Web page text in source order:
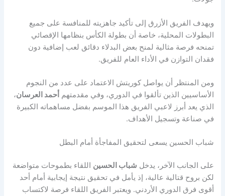
ويهدف الفريق الأزرق إلى تأكيد جاهزيته للمنافسة على جميع
البطولات المحلية، خاصة أن بطولة الكأس بنظامها الإقصائي
تمنحه فرصة مثالية لمنح بعض البدلاء دقائق لعب إضافية دون
فقدان التوازن في الأداء العام للفريق.
ومن المنتظر أن يواصل كوريتش الاعتماد على عدد من النجوم
الأساسيين الذين تألقوا في الدوري، وفي مقدمتهم أحمد العرسان،
الذي يعد أبرز لاعبي الفريق هذا الموسم بفضل مساهماته الكبيرة
في صناعة وتسجيل الأهداف.
شباب الحسين يسعى لتحقيق المفاجأة أمام البطل
على الجانب الآخر، يدخل شباب الحسين اللقاء بطموحات متواضعة
لكن بروح قتالية عالية، إذ يأمل في تحقيق نتيجة إيجابية أمام أحد
أقوى فرق الدوري الأردني. ويعتبر الفريق اللقاء فرصة لاكتساب